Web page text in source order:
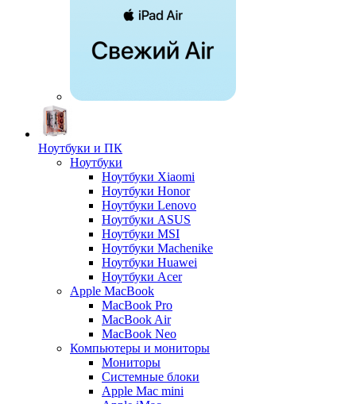
Ноутбуки и ПК
Ноутбуки
Ноутбуки Xiaomi
Ноутбуки Honor
Ноутбуки Lenovo
Ноутбуки ASUS
Ноутбуки MSI
Ноутбуки Machenike
Ноутбуки Huawei
Ноутбуки Acer
Apple MacBook
MacBook Pro
MacBook Air
MacBook Neo
Компьютеры и мониторы
Мониторы
Системные блоки
Apple Mac mini